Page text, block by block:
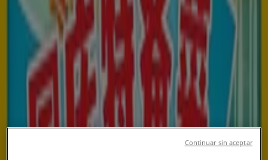
Restaurants in Singapore -
Promotions, Coupons & Deals
Tiendeo in Singapore»
Restaurants Deals in Singapore
Continuar sin aceptar